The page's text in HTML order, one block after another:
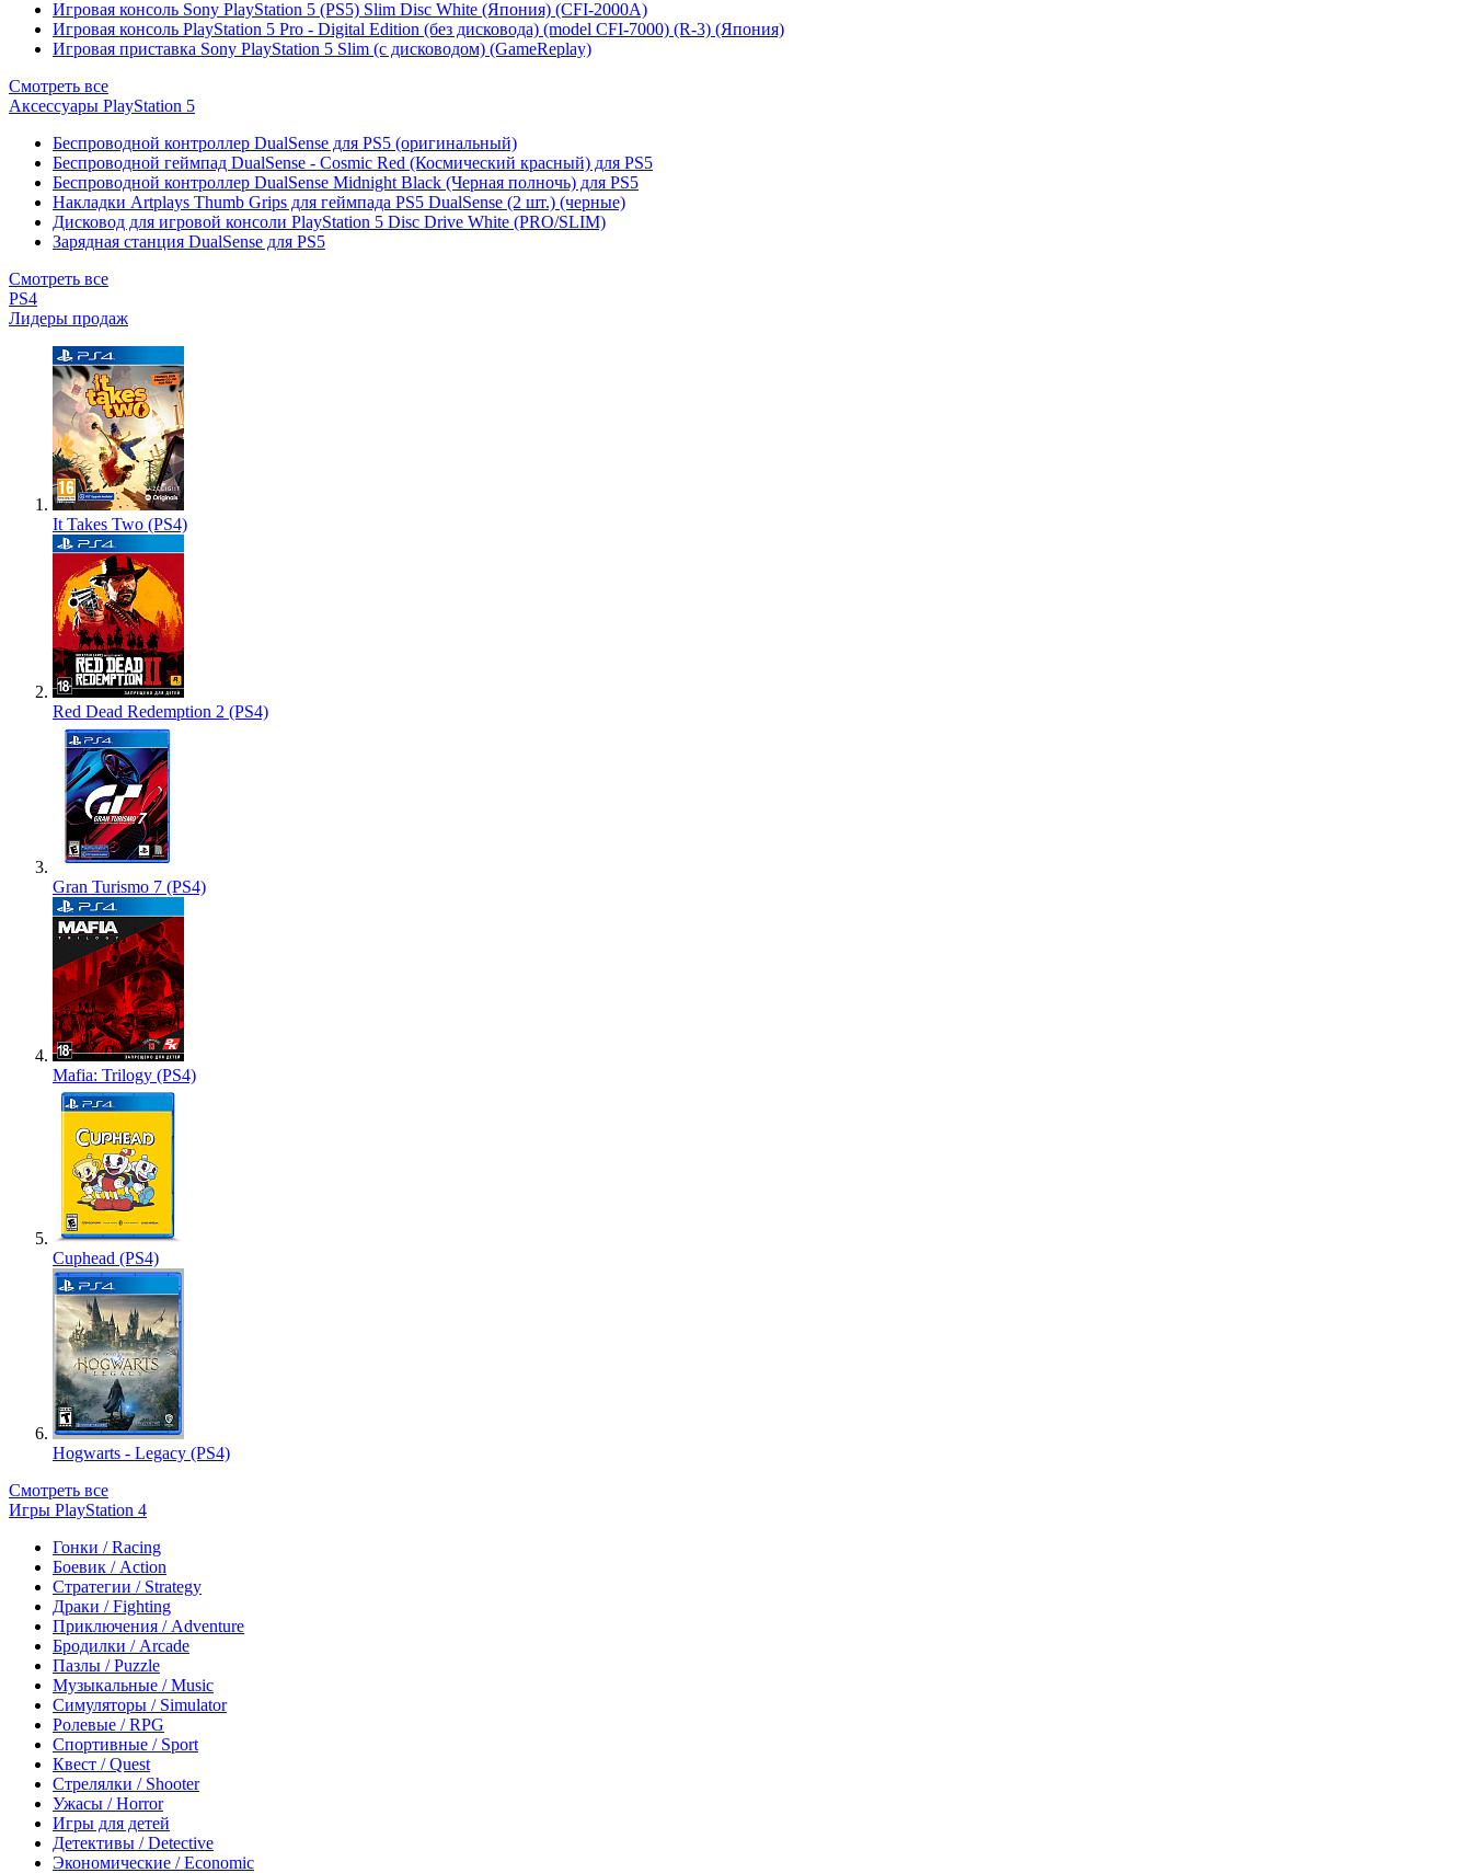
Игровая консоль Sony PlayStation 5 (PS5) Slim Disc White (Япония) (CFI-2000A)
Игровая консоль PlayStation 5 Pro - Digital Edition (без дисковода) (model CFI-7000) (R-3) (Япония)
Игровая приставка Sony PlayStation 5 Slim (с дисководом) (GameReplay)
Смотреть все
Аксессуары PlayStation 5
Беспроводной контроллер DualSense для PS5 (оригинальный)
Беспроводной геймпад DualSense - Cosmic Red (Космический красный) для PS5
Беспроводной контроллер DualSense Midnight Black (Черная полночь) для PS5
Накладки Artplays Thumb Grips для геймпада PS5 DualSense (2 шт.) (черные)
Дисковод для игровой консоли PlayStation 5 Disc Drive White (PRO/SLIM)
Зарядная станция DualSense для PS5
Смотреть все
PS4
Лидеры продаж
It Takes Two (PS4)
Red Dead Redemption 2 (PS4)
Gran Turismo 7 (PS4)
Mafia: Trilogy (PS4)
Cuphead (PS4)
Hogwarts - Legacy (PS4)
Смотреть все
Игры PlayStation 4
Гонки / Racing
Боевик / Action
Стратегии / Strategy
Драки / Fighting
Приключения / Adventure
Бродилки / Arcade
Пазлы / Puzzle
Музыкальные / Music
Симуляторы / Simulator
Ролевые / RPG
Спортивные / Sport
Квест / Quest
Стрелялки / Shooter
Ужасы / Horror
Игры для детей
Детективы / Detective
Экономические / Economic